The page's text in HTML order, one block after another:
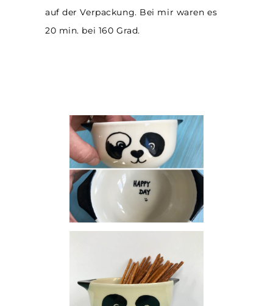
auf der Verpackung. Bei mir waren es
20 min. bei 160 Grad.